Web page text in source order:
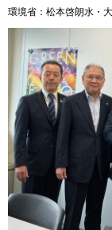
環境省：松本啓朗水・